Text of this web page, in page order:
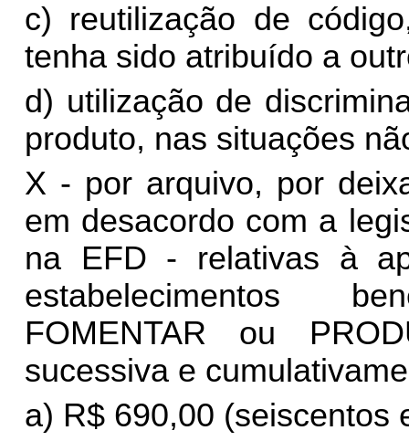
c) reutilização de
tenha sido atribuído a
d) utilização de
produto, nas situações
X - por arquivo, por
em desacordo com a
na EFD - relativas à
estabelecimentos
FOMENTAR ou
sucessiva e
a) R$ 690,00 (seiscentos